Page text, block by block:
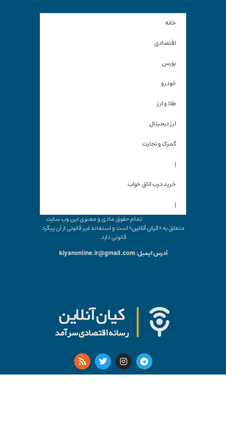
اقتصادی
طلا و ارز
ارز دیجیتال
گمرک و تجارت
خرید درب اتاق خواب
تمام حقوق مادی و معنوی این وب سایت
متعلق به «کیان آنلاین» است و استفاده غیر قانونی از آن پیگرد
قانونی دارد.
آدرس ایمیل: kiyanonline.ir@gmail.com